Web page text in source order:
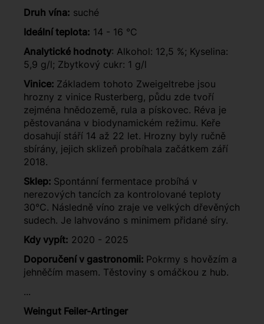
Druh vína: suché
Ideální teplota: 14 - 16 °C
Analytické hodnoty: Alkohol: 12,5 %; Kyselina:
5,9 g/l; Zbytkový cukr: 1 g/l
Vinice: Základem tohoto Zweigeltrebe jsou
hrozny z vinice Rusterberg, půdu zde tvoří
zejména hnědozemě, rula a pískovec. Réva je
pěstovanána v biodynamickém režimu. Keře
dosahují stáří 14 až 22 let. Hrozny byly ručně
sbírány, jejich sklizeň probíhala začátkem září
2018.
Sklep: Spontánní fermentace probíhá v
nerezových tancích za kontrolované teploty
30°C. Následně víno zraje ve velkých dřevěných
sudech. Je lahvováno s minimem přidané síry.
Kdy vypít: 2020 - 2025
Doporučení v gastronomii: Pokrmy s hovězím a
jehněčím masem. Těstoviny s omáčkou z hub.
...
Weingut Feiler-Artinger